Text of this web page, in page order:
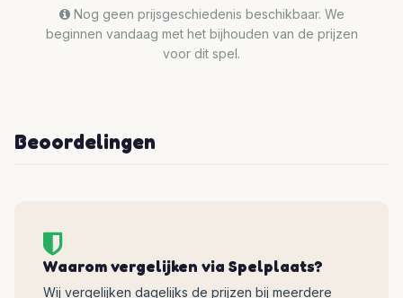
Nog geen prijsgeschiedenis beschikbaar. We
beginnen vandaag met het bijhouden van de prijzen
voor dit spel.
Beoordelingen
Waarom vergelijken via Spelplaats?
Wij vergelijken dagelijks de prijzen bij meerdere